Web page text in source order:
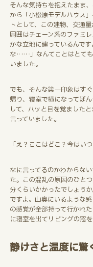
そんな気持ちを抱えたまま
から「小松原モデルハウス
トとして、この建物、交通
周囲はチェーン系のファミ
かな立地に建っているんで
な……」なんてことはとても
いました。
でも、そんな第一印象はす
帰り、寝室で横になってぼ
して、ハッと目を覚ました
言っていました。
「え？ここはどこ？今はいつ
なに言ってるのかわからな
た。この混乱の原因のひと
分くらいかかったでしょう
ですよ。山奥にいるような
の感覚が全部持って行かれ
に寝室を出てリビングの窓
静けさと温度に驚